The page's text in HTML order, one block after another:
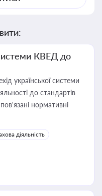
КВЕД до
української системи
до стандартів
нормативні
діяльність